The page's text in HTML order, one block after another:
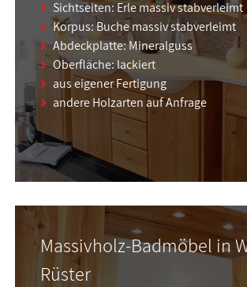
Sichtseiten: Erle massiv stabverleimt
Korpus: Buche massiv stabverleimt
Abdeckplatte: Mineralguss
Oberfläche: lackiert
aus eigener Fertigung
andere Holzarten auf Anfrage
Massivholz-Badmöbel in
Rüster